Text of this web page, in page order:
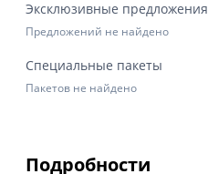
Эксклюзивные предложения
Предложений не найдено
Специальные пакеты
Пакетов не найдено
Подробности